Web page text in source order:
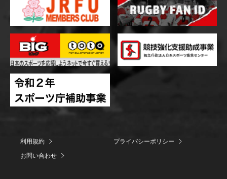
利用規約
プライバシーポリシー
お問い合わせ